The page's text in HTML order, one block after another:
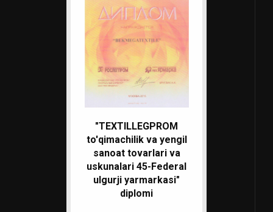
"TEXTILLEGPROM
to'qimachilik va yengil
sanoat tovarlari va
uskunalari 45-Federal
ulgurji yarmarkasi"
diplomi